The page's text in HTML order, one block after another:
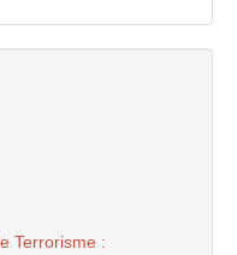
Terrorisme :